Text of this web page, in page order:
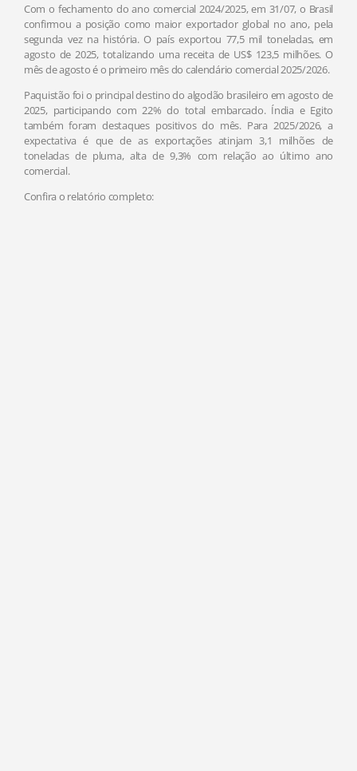
Com o fechamento do ano comercial 2024/2025, em 31/07, o Brasil
confirmou a posição como maior exportador global no ano, pela
segunda vez na história. O país exportou 77,5 mil toneladas, em
agosto de 2025, totalizando uma receita de US$ 123,5 milhões. O
mês de agosto é o primeiro mês do calendário comercial 2025/2026.
Paquistão foi o principal destino do algodão brasileiro em agosto de
2025, participando com 22% do total embarcado. Índia e Egito
também foram destaques positivos do mês. Para 2025/2026, a
expectativa é que de as exportações atinjam 3,1 milhões de
toneladas de pluma, alta de 9,3% com relação ao último ano
comercial.
Confira o relatório completo: